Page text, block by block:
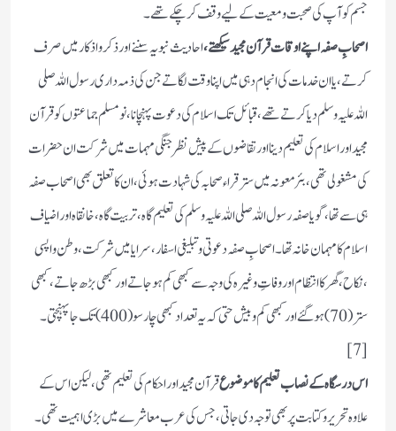
جسم کو آپ کی صحبت و معیت کے لیے وقف کر چکے تھے ۔
اصحابِ صفہ اپنے اوقات قرآن مجید سیکھتے ،احادیث نبویہ سننے اور ذکر واذکار میں صرف
کرتے ،یا ان خدمات کی انجام دہی میں اپنا وقت لگاتے جن کی ذمہ داری رسول اللہ صلی
اللہ علیہ وسلم دیا کرتے تھے ،قبائل تک اسلام کی دعوت پہنچانا ،نو مسلم جماعتوں کو قرآن
مجید اور اسلام کی تعلیم دینا اور تقاضوں کے پیش نظر جنگی مہمات میں شرکت ان حضرات
کی مشغولی تھی، بئر معونہ میں ستر قراء صحابہ کی شہادت ہوئی ،ان کا تعلق بھی اصحاب صفہ
ہی سے تھا، گویا صفہ رسول اللہ صلی اللہ علیہ وسلم کی تعلیم گاہ ،تربیت گاہ ،خانقاہ اور اضیاف
اسلام کا مہمان خانہ تھا۔ اصحابِ صفہ دعوتی و تبلیغی اسفار، سرایا میں شرکت ،وطن واپسی
،نکاح ،گھر کا انتظام اور وفاتِ وغیرہ کی وجہ سے کبھی کم ہو جاتے اور کبھی بڑھ جاتے ،کبھی
ستر(70) ہو گئے اور کبھی کم وبیش حتی کہ یہ تعداد کبھی چار سو(400) تک جا پہنچتی ۔
[7]
اس درسگاہ کے نصاب تعلیم کا موضوعقرآن مجید اور احکام کی تعلیم تھی ،لیکن اس کے
علاوہ تحریر و کتابت پر بھی توجہ دی جاتی ، جس کی عرب معاشرے میں بڑی اہمیت تھی ۔